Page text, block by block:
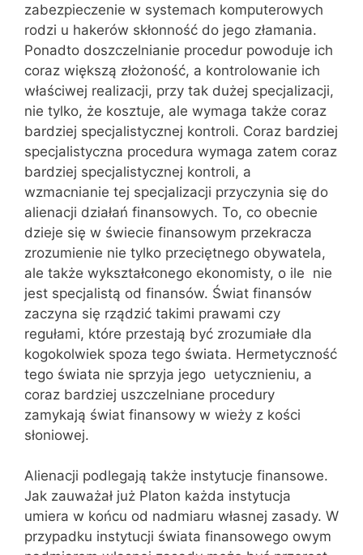
zabezpieczenie w systemach komputerowych
rodzi u hakerów skłonność do jego złamania.
Ponadto doszczelnianie procedur powoduje ich
coraz większą złożoność, a kontrolowanie ich
właściwej realizacji, przy tak dużej specjalizacji,
nie tylko, że kosztuje, ale wymaga także coraz
bardziej specjalistycznej kontroli. Coraz bardziej
specjalistyczna procedura wymaga zatem coraz
bardziej specjalistycznej kontroli, a
wzmacnianie tej specjalizacji przyczynia się do
alienacji działań finansowych. To, co obecnie
dzieje się w świecie finansowym przekracza
zrozumienie nie tylko przeciętnego obywatela,
ale także wykształconego ekonomisty, o ile nie
jest specjalistą od finansów. Świat finansów
zaczyna się rządzić takimi prawami czy
regułami, które przestają być zrozumiałe dla
kogokolwiek spoza tego świata. Hermetyczność
tego świata nie sprzyja jego uetycznieniu, a
coraz bardziej uszczelniane procedury
zamykają świat finansowy w wieży z kości
słoniowej.
Alienacji podlegają także instytucje finansowe.
Jak zauważał już Platon każda instytucja
umiera w końcu od nadmiaru własnej zasady. W
przypadku instytucji świata finansowego owym